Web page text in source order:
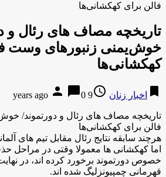
فالن برای کهکشانی‌ها
تاریخچه مصاف های رئال و
خوش‌یمنی زنبورهای وست
کهکشانی‌ها
bookmark اخبار زنان access_time
9 years ago
person chat_bubble0
تاریخچه مصاف های رئال و دورتموند/
فالن برای کهکشانی‌ها
هرچند سابقه نتایج رئال مقابل تیم های
اما کهکشانی ها معمولا وقتی در مراحل
خصوص دورتموند برخورد کرده اند، در
قهرمانی چمپیونزلیگ شده اند.